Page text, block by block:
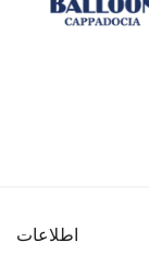
اطلاعات